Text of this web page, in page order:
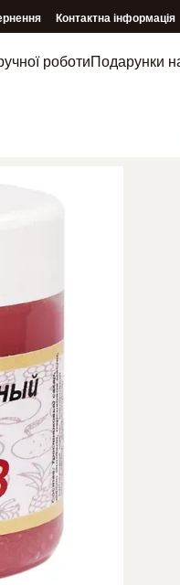
Контактна інформація
роботиПодарунки